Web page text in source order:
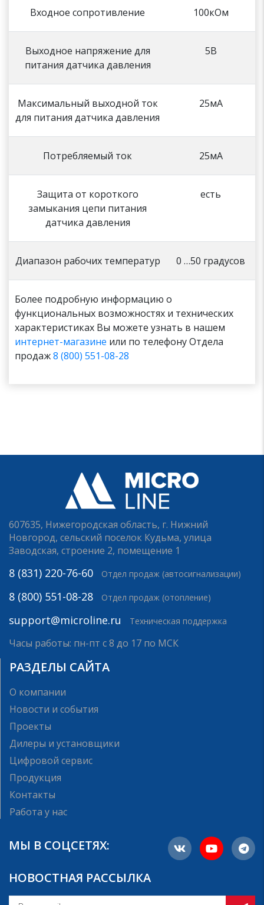
Входное сопротивление 100кОм
Выходное напряжение для
питания датчика давления
5В
Максимальный выходной ток
для питания датчика давления
25мА
Потребляемый ток 25мА
Защита от короткого
замыкания цепи питания
датчика давления
есть
Диапазон рабочих температур 0 …50 градусов
Более подробную информацию о
функциональных возможностях и технических
характеристиках Вы можете узнать в нашем
интернет-магазине или по телефону Отдела
продаж8 (800) 551-08-28
607635, Нижегородская область, г. Нижний
Новгород, сельский поселок Кудьма, улица
Заводская, строение 2, помещение 1
8 (831) 220-76-60 Отдел продаж (автосигнализации)
8 (800) 551-08-28 Отдел продаж (отопление)
support@microline.ru Техническая поддержка
Часы работы: пн-пт с 8 до 17 по МСК
РАЗДЕЛЫ САЙТА
О компании
Новости и события
Проекты
Дилеры и установщики
Цифровой сервис
Продукция
Контакты
Работа у нас
МЫ В СОЦСЕТЯХ:
НОВОСТНАЯ РАССЫЛКА